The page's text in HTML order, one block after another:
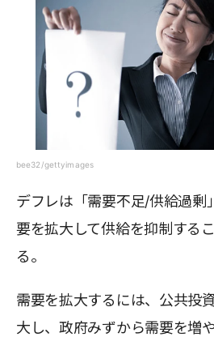
bee32/gettyimages
デフレは「需要不足/供給過剰
要を拡大して供給を抑制する
る。
需要を拡大するには、公共投
大し、政府みずから需要を増